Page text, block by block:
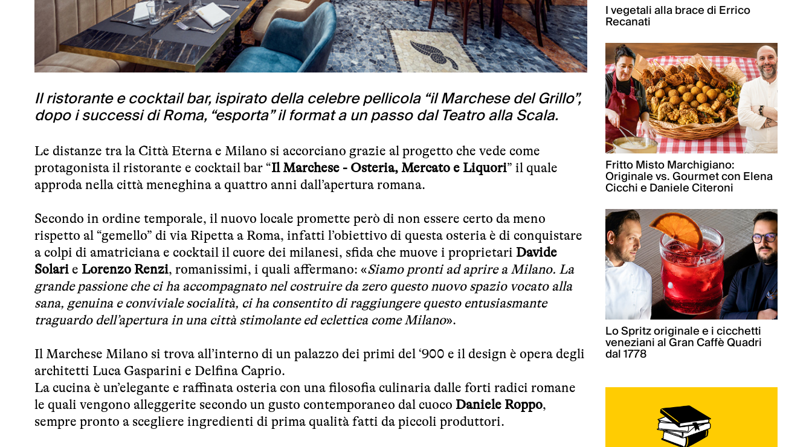
Il ristorante e cocktail bar, ispirato della celebre pellicola “il Marchese del Grillo”,
dopo i successi di Roma, “esporta” il format a un passo dal Teatro alla Scala.
Le distanze tra la Città Eterna e Milano si accorciano grazie al progetto che vede come
protagonista il ristorante e cocktail bar “Il Marchese - Osteria, Mercato e Liquori” il quale
approda nella città meneghina a quattro anni dall’apertura romana.
Secondo in ordine temporale, il nuovo locale promette però di non essere certo da meno
rispetto al “gemello” di via Ripetta a Roma, infatti l’obiettivo di questa osteria è di conquistare
a colpi di amatriciana e cocktail il cuore dei milanesi, sfida che muove i proprietari Davide
Solari e Lorenzo Renzi, romanissimi, i quali affermano: «Siamo pronti ad aprire a Milano. La
grande passione che ci ha accompagnato nel costruire da zero questo nuovo spazio vocato alla
sana, genuina e conviviale socialità, ci ha consentito di raggiungere questo entusiasmante
traguardo dell’apertura in una città stimolante ed eclettica come Milano».
Il Marchese Milano si trova all’interno di un palazzo dei primi del ‘900 e il design è opera degli
architetti Luca Gasparini e Delfina Caprio.
La cucina è un’elegante e raffinata osteria con una filosofia culinaria dalle forti radici romane
le quali vengono alleggerite secondo un gusto contemporaneo dal cuoco Daniele Roppo,
sempre pronto a scegliere ingredienti di prima qualità fatti da piccoli produttori.
I vegetali alla brace di Errico
Recanati
Fritto Misto Marchigiano:
Originale vs. Gourmet con Elena
Cicchi e Daniele Citeroni
Lo Spritz originale e i cicchetti
veneziani al Gran Caffè Quadri
dal 1778